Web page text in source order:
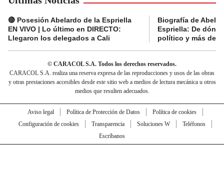
🔴 Posesión Abelardo de la Espriella
EN VIVO | Lo último en DIRECTO:
Llegaron los delegados a Cali
Biografía de
Espriella: De
político y más del
© CARACOL S.A. Todos los derechos reservados.
CARACOL S.A. realiza una reserva expresa de las reproducciones y usos de las obras
y otras prestaciones accesibles desde este sitio web a medios de lectura mecánica u otros
medios que resulten adecuados.
Aviso legal Política de Protección de Datos
Política de cookies
Configuración de cookies
Transparencia Soluciones W
Teléfonos
Escríbanos